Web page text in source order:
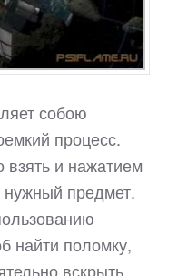
собою
процесс.
взять и нажатием
нужный предмет.
найти поломку,
вскрыть